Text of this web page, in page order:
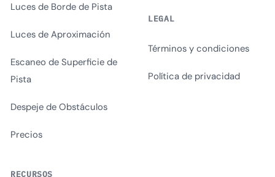
Luces de Borde de Pista
Luces de Aproximación
Escaneo de Superficie de
Pista
Despeje de Obstáculos
Precios
RECURSOS
LEGAL
Términos y condiciones
Política de privacidad